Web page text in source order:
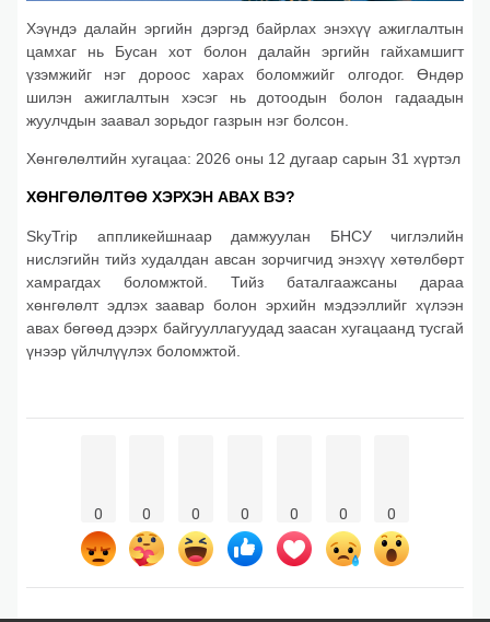
Хэүндэ далайн эргийн дэргэд байрлах энэхүү ажиглалтын
цамхаг нь Бусан хот болон далайн эргийн гайхамшигт
үзэмжийг нэг дороос харах боломжийг олгодог. Өндөр
шилэн ажиглалтын хэсэг нь дотоодын болон гадаадын
жуулчдын заавал зорьдог газрын нэг болсон.
Хөнгөлөлтийн хугацаа: 2026 оны 12 дугаар сарын 31 хүртэл
ХӨНГӨЛӨЛТӨӨ ХЭРХЭН АВАХ ВЭ?
SkyTrip аппликейшнаар дамжуулан БНСУ чиглэлийн
нислэгийн тийз худалдан авсан зорчигчид энэхүү хөтөлбөрт
хамрагдах боломжтой. Тийз баталгаажсаны дараа
хөнгөлөлт эдлэх заавар болон эрхийн мэдээллийг хүлээн
авах бөгөөд дээрх байгууллагуудад заасан хугацаанд тусгай
үнээр үйлчлүүлэх боломжтой.
0 0 0 0 0 0 0